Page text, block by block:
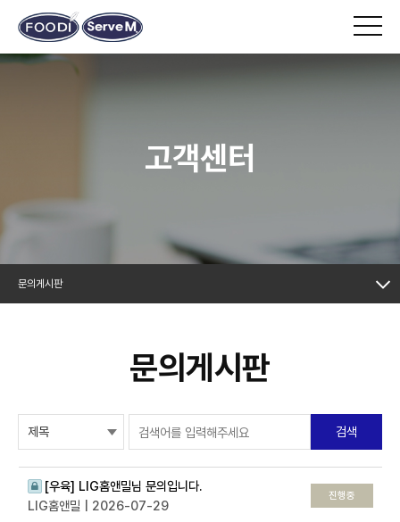
고객센터
문의게시판
문의게시판
검색
[우육] LIG홈앤밀님 문의입니다.
LIG홈앤밀 | 2026-07-29
진행중